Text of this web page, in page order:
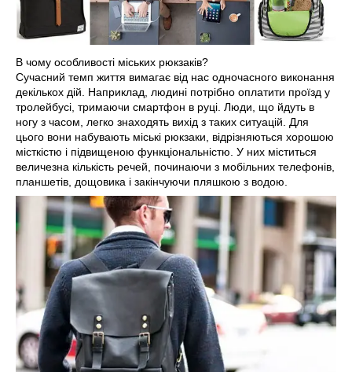
В чому особливості міських рюкзаків?
Сучасний темп життя вимагає від нас одночасного виконання
декількох дій. Наприклад, людині потрібно оплатити проїзд у
тролейбусі, тримаючи смартфон в руці. Люди, що йдуть в
ногу з часом, легко знаходять вихід з таких ситуацій. Для
цього вони набувають міські рюкзаки, відрізняються хорошою
місткістю і підвищеною функціональністю. У них міститься
величезна кількість речей, починаючи з мобільних телефонів,
планшетів, дощовика і закінчуючи пляшкою з водою.